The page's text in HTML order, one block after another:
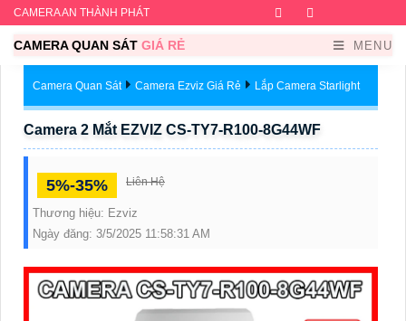
CAMERA AN THÀNH PHÁT Facebook
CAMERA QUAN SÁT GIÁ RẺ MENU
Camera Quan Sát Camera Ezviz Giá Rẻ Lắp Camera Starlight
Camera 2 Mắt EZVIZ CS-TY7-R100-8G44WF
5%-35% Liên Hệ
Thương hiệu: Ezviz
Ngày đăng: 3/5/2025 11:58:31 AM